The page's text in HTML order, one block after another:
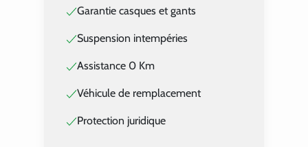
Garantie casques et gants
Suspension intempéries
Assistance 0 Km
Véhicule de remplacement
Protection juridique